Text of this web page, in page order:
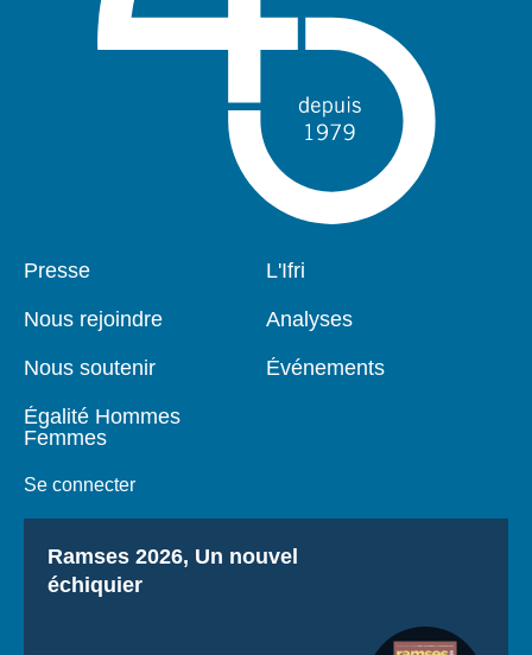
Pied
Presse
Nous rejoindre
Nous soutenir
Égalité Hommes
Femmes
Se connecter
Navigation
L'Ifri
Analyses
Événements
Titre
Ramses 2026, Un nouvel
échiquier